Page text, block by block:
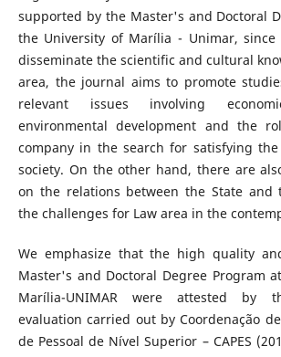
supported by the Master's and Doctoral
the University of Marília - Unimar,
disseminate the scientific and cultural
area, the journal aims to promote
relevant issues involving
environmental development and the
company in the search for satisfying
society. On the other hand, there are
on the relations between the State and
the challenges for Law area in the
We emphasize that the high quality
Master's and Doctoral Degree Program
Marília-UNIMAR were attested by
evaluation carried out by Coordenação
de Pessoal de Nível Superior – CAPES